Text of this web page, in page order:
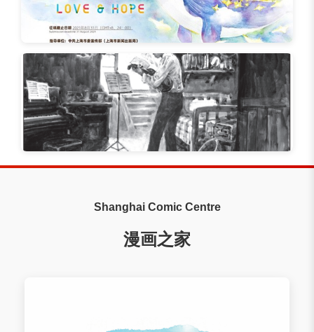
漫画之家作品3
小小插画家大赛
Shanghai Comic Centre
漫画之家